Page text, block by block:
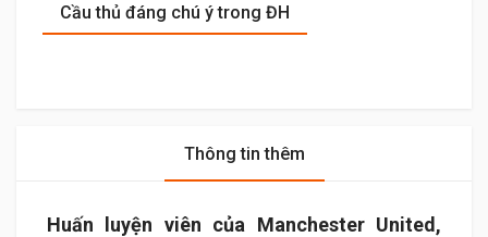
Cầu thủ đáng chú ý trong ĐH
Thông tin thêm
Huấn luyện viên của Manchester United,